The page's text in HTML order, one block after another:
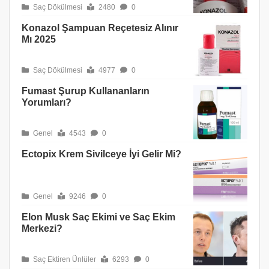
Saç Dökülmesi 2480 0
Konazol Şampuan Reçetesiz Alınır
Mı 2025
Saç Dökülmesi 4977 0
Fumast Şurup Kullananların
Yorumları?
Genel 4543 0
Ectopix Krem Sivilceye İyi Gelir Mi?
Genel 9246 0
Elon Musk Saç Ekimi ve Saç Ekim
Merkezi?
Saç Ektiren Ünlüler 6293 0